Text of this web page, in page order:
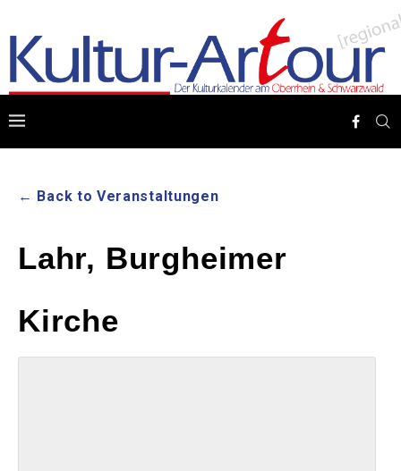
← Back to Veranstaltungen
Lahr, Burgheimer
Kirche